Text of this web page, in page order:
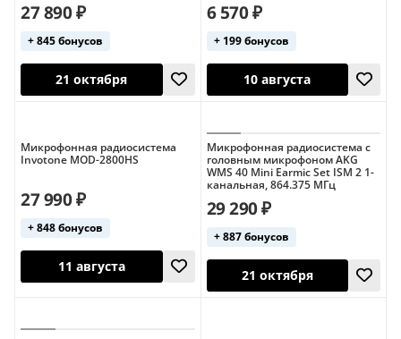
12 августа
12 августа 10 августа
27 890 ₽
+ 845 бонусов
6 570 ₽
+ 199 бонусов
Микрофонная радиосистема
Invotone MOD-2800HS
27 990 ₽
+ 848 бонусов
Микрофонная радиосистема с
головным микрофоном AKG
WMS 40 Mini Earmic Set ISM 2 1-
канальная, 864.375 МГц
29 290 ₽
+ 887 бонусов